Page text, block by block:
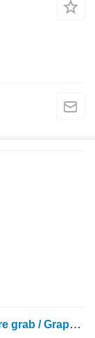
Metal-Technik Krokodilschaufel / Manure grab / Grappin à fumier / Łycho-krokod